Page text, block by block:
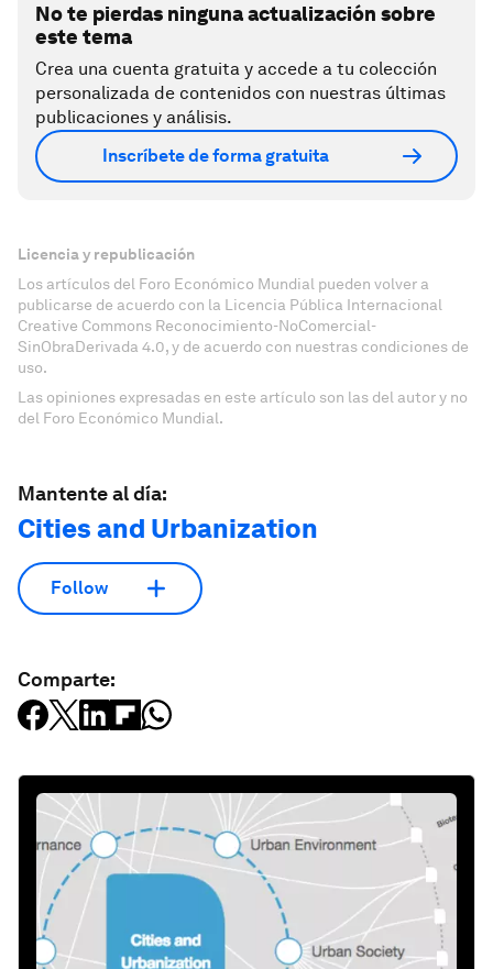
No te pierdas ninguna actualización sobre
este tema
Crea una cuenta gratuita y accede a tu colección
personalizada de contenidos con nuestras últimas
publicaciones y análisis.
Inscríbete de forma gratuita
Licencia y republicación
Los artículos del Foro Económico Mundial pueden volver a
publicarse de acuerdo con la Licencia Pública Internacional
Creative Commons Reconocimiento-NoComercial-
SinObraDerivada 4.0, y de acuerdo con nuestras condiciones de
uso.
Las opiniones expresadas en este artículo son las del autor y no
del Foro Económico Mundial.
Mantente al día:
Cities and Urbanization
Follow
Comparte: